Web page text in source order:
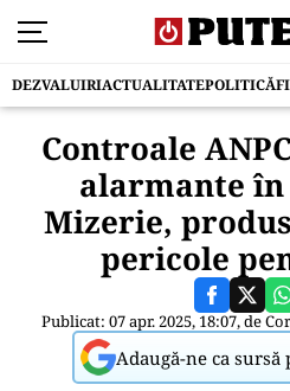
DEZVALUIRIACTUALITATEPOLITICĂ
Controale
alarmante
Mizerie,
pericole
Publicat: 07 apr. 2025, 18:07, de
Adaugă-ne ca